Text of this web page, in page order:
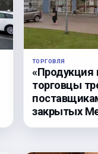
ТОРГОВЛЯ
«Продукция
торговцы
закрытых